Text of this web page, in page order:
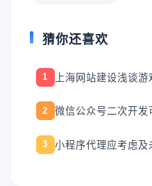
猜你还喜欢
1 上海网站建设浅谈
2 微信公众号二次开发
3 小程序代理应考虑及